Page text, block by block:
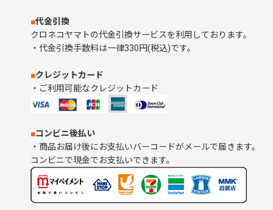
■代金引換
クロネコヤマトの代金引換サービスを利用しております。
・代金引換手数料は一律330円(税込)です。
■クレジットカード
・ご利用可能なクレジットカード
■コンビニ後払い
・商品お届け後にお支払いバーコードがメールで届きます。
コンビニで現金でお支払いできます。